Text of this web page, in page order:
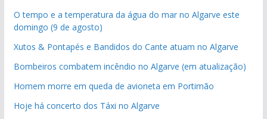
O tempo e a temperatura da água do mar no Algarve este
domingo (9 de agosto)
Xutos & Pontapés e Bandidos do Cante atuam no Algarve
Bombeiros combatem incêndio no Algarve (em atualização)
Homem morre em queda de avioneta em Portimão
Hoje há concerto dos Táxi no Algarve